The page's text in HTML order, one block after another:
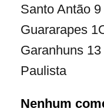
Santo Antão
Guararapes
Garanhuns
Paulista
Nenhum